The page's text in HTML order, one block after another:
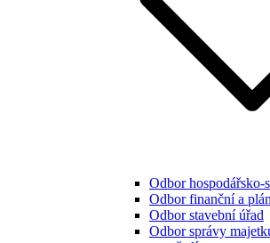
Odbor hospodářsko-
Odbor finanční a
Odbor stavební úřad
Odbor správy